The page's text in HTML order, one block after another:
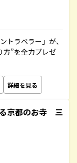
トラベラー」が、
方”を全力プレゼ
詳細を見る
京都のお寺 三